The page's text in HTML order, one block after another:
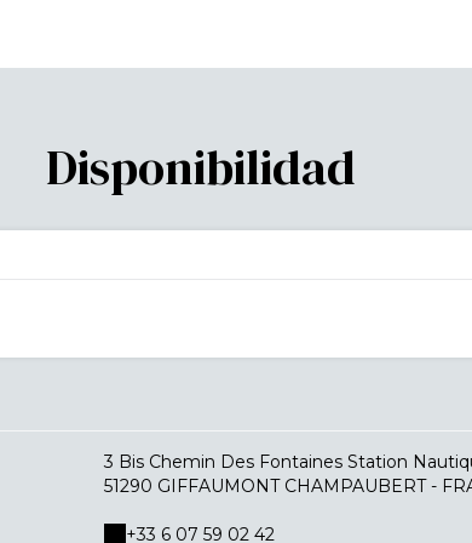
Disponibilidad
3 Bis Chemin Des Fontaines Station
51290 GIFFAUMONT CHAMPAUBERT -
+33 6 07 59 02 42